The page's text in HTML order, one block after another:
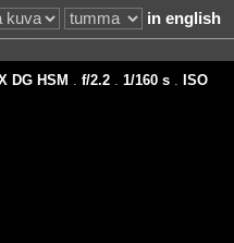
in english
DG HSM f/2.2. 1/160 s.
ISO